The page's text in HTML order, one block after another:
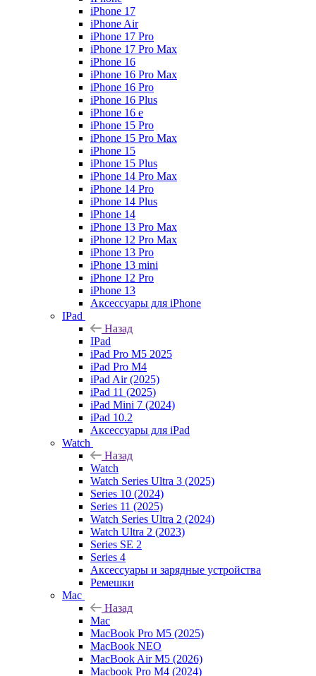
iPhone 17
iPhone Air
iPhone 17 Pro
iPhone 17 Pro Max
iPhone 16
iPhone 16 Pro Max
iPhone 16 Pro
iPhone 16 Plus
iPhone 16 e
iPhone 15 Pro
iPhone 15 Pro Max
iPhone 15
iPhone 15 Plus
iPhone 14 Pro Max
iPhone 14 Pro
iPhone 14 Plus
iPhone 14
iPhone 13 Pro Max
iPhone 12 Pro Max
iPhone 13 Pro
iPhone 13 mini
iPhone 12 Pro
iPhone 13
Аксессуары для iPhone
IPad
Назад
IPad
iPad Pro M5 2025
iPad Pro M4
iPad Air (2025)
iPad 11 (2025)
iPad Mini 7 (2024)
iPad 10.2
Аксессуары для iPad
Watch
Назад
Watch
Watch Series Ultra 3 (2025)
Series 10 (2024)
Series 11 (2025)
Watch Series Ultra 2 (2024)
Watch Ultra 2 (2023)
Series SE 2
Series 4
Аксессуары и зарядные устройства
Ремешки
Mac
Назад
Mac
MacBook Pro M5 (2025)
MacBook NEO
MacBook Air M5 (2026)
Macbook Pro M4 (2024)